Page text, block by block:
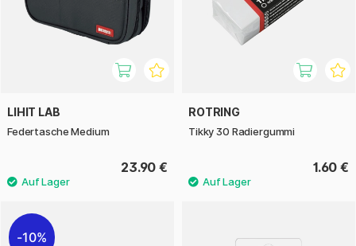
LIHIT LAB
Federtasche Medium
23.90 €
ROTRING
Tikky 30 Radiergummi
1.60 €
10%